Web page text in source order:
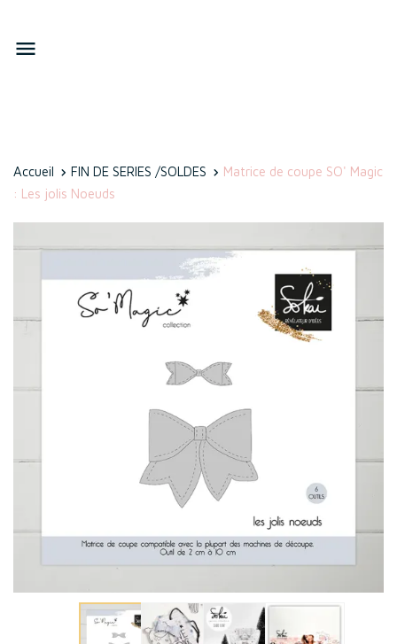

Accueil FIN DE SERIES /SOLDES
Matrice de coupe SO' Magic
: Les jolis Noeuds